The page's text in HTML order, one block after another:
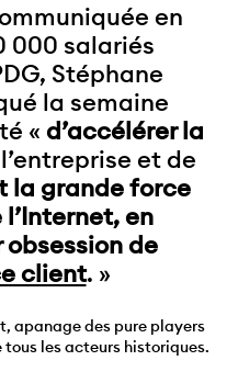
en
000 salariés
Stéphane
la semaine
« d’accélérer la
et de
la grande force
en
de
client. »
apanage des pure players
les acteurs historiques.